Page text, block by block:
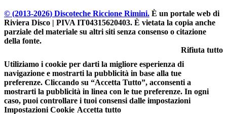
© (2013-2026) Discoteche Riccione Rimini. È un portale web di
Riviera Disco | PIVA IT04315620403. È vietata la copia anche
parziale del materiale su altri siti senza consenso o citazione
della fonte.
Rifiuta tutto
Utiliziamo i cookie per darti la migliore esperienza di
navigazione e mostrarti la pubblicità in base alla tue
preferenze. Cliccando su “Accetta Tutto”, acconsenti a
mostrarti la pubblicità in linea con le tue preferenze. In ogni
caso, puoi controllare i tuoi consensi dalle impostazioni
Impostazioni Cookie Accetta tutto